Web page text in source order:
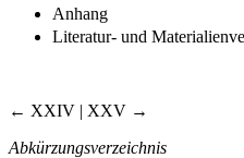
Anhang
Literatur- und
← XXIV | XXV →
Abkürzungsverzeichnis